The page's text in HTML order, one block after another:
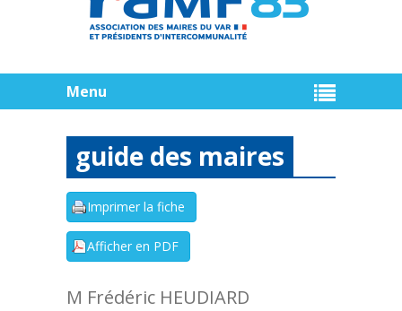
Menu
guide des maires
M Frédéric HEUDIARD